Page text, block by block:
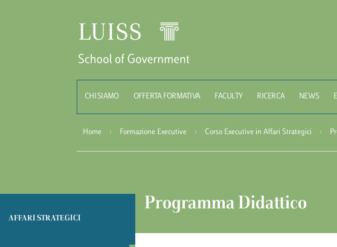
School of
CHI SIAMO OFFERTA FORMATIVA FACULTY RICERCA NEWS
Home › Formazione Executive › Corso Executive in Affari Strategici ›
Programma Didattico
AFFARI STRATEGICI